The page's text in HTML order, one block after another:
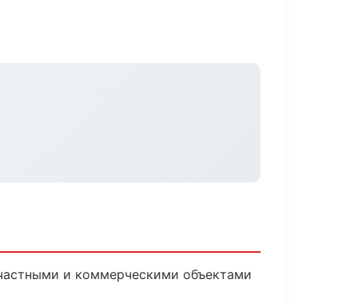
и коммерческими объектами